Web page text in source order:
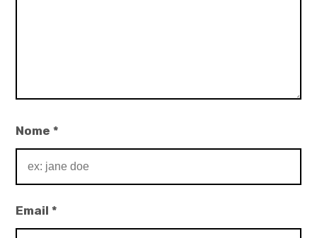
Nome*
Email*